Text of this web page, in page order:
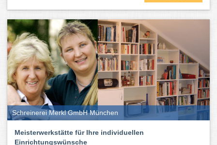
Schreinerei Merkl GmbH München
Meisterwerkstätte für Ihre individuellen
Einrichtungswünsche